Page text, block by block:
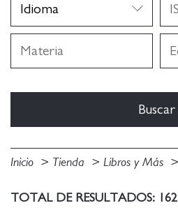
Inicio Tienda Libros y Más
TOTAL DE RESULTADOS: 162